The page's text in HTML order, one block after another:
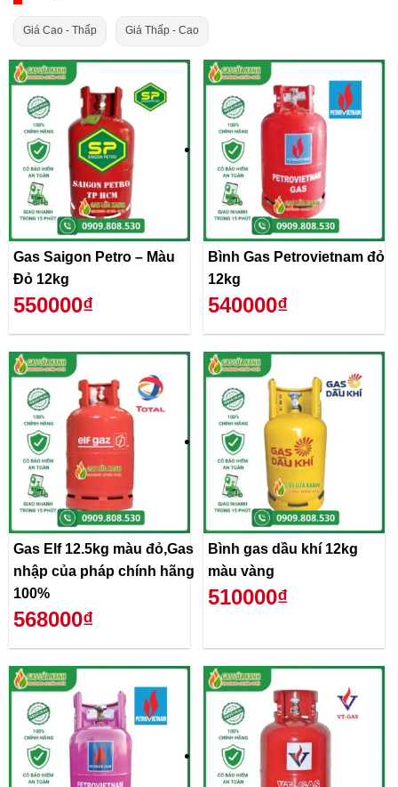
Giá Cao - Thấp Giá Thấp - Cao
Gas Saigon Petro – Màu
Đỏ 12kg
550000₫
Bình Gas Petrovietnam đỏ
12kg
540000₫
Gas Elf 12.5kg màu đỏ,Gas
nhập của pháp chính hãng
100%
568000₫
Bình gas dầu khí 12kg
màu vàng
510000₫